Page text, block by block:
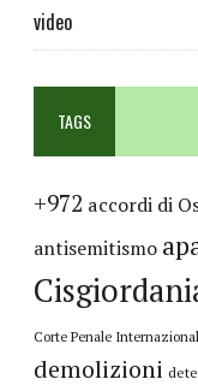
video
TAGS
+972 accordi di
antisemitismo
Corte Penale
demolizioni